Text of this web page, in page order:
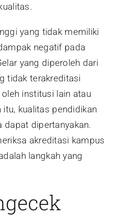
yang tidak memiliki
negatif pada
yang diperoleh dari
tidak terakreditasi
institusi lain atau
itu, kualitas pendidikan
dapat dipertanyakan.
akreditasi kampus
langkah yang